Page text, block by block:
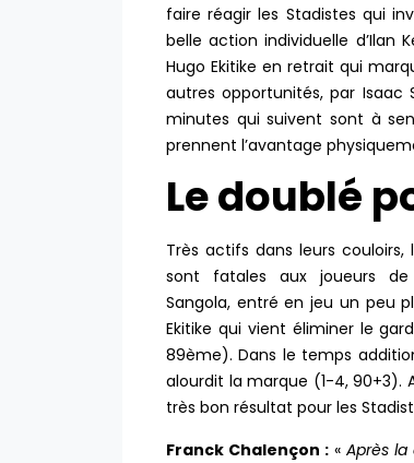
faire réagir les Stadistes qui
belle action individuelle d’Ilan
Hugo Ekitike en retrait qui
autres opportunités, par Isaac
minutes qui suivent sont à
prennent l’avantage
Le doublé
Très actifs dans leurs
sont fatales aux joueurs de
Sangola, entré en jeu un peu
Ekitike qui vient éliminer le
89ème). Dans le temps
alourdit la marque (1-4, 90+3).
très bon résultat pour les
Franck Chalençon : «Après